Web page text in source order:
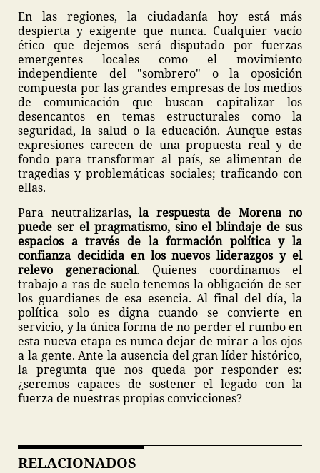
En las regiones, la ciudadanía hoy está más
despierta y exigente que nunca. Cualquier vacío
ético que dejemos será disputado por fuerzas
emergentes locales como el movimiento
independiente del "sombrero" o la oposición
compuesta por las grandes empresas de los medios
de comunicación que buscan capitalizar los
desencantos en temas estructurales como la
seguridad, la salud o la educación. Aunque estas
expresiones carecen de una propuesta real y de
fondo para transformar al país, se alimentan de
tragedias y problemáticas sociales; traficando con
ellas.
Para neutralizarlas, la respuesta de Morena no
puede ser el pragmatismo, sino el blindaje de sus
espacios a través de la formación política y la
confianza decidida en los nuevos liderazgos y el
relevo generacional. Quienes coordinamos el
trabajo a ras de suelo tenemos la obligación de ser
los guardianes de esa esencia. Al final del día, la
política solo es digna cuando se convierte en
servicio, y la única forma de no perder el rumbo en
esta nueva etapa es nunca dejar de mirar a los ojos
a la gente. Ante la ausencia del gran líder histórico,
la pregunta que nos queda por responder es:
¿seremos capaces de sostener el legado con la
fuerza de nuestras propias convicciones?
RELACIONADOS